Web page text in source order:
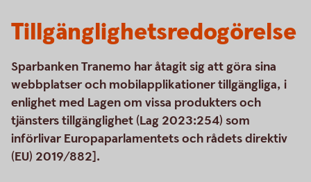
Tillgänglighetsredogörelse
Sparbanken Tranemo har åtagit sig att göra sina
webbplatser och mobilapplikationer tillgängliga, i
enlighet med Lagen om vissa produkters och
tjänsters tillgänglighet (Lag 2023:254) som
införlivar Europaparlamentets och rådets direktiv
(EU) 2019/882].